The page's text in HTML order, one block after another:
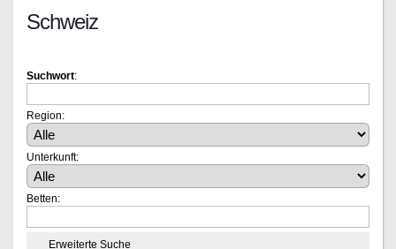
Schweiz
Suchwort:
Region:
Unterkunft:
Betten:
Erweiterte Suche